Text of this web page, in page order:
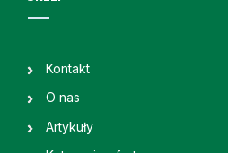
Kontakt
O nas
Artykuły